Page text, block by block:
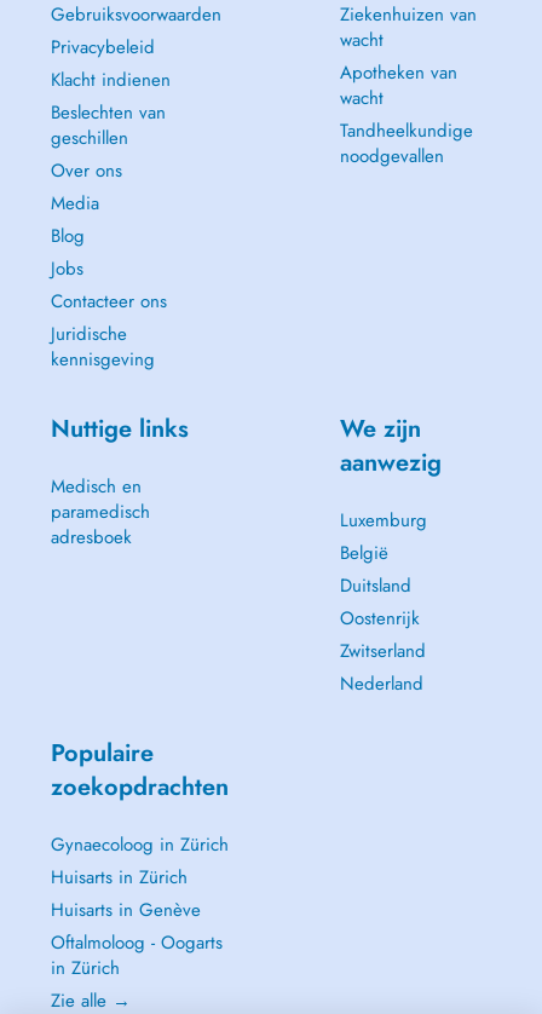
Gebruiksvoorwaarden
Privacybeleid
Klacht indienen
Beslechten van
geschillen
Over ons
Media
Blog
Jobs
Contacteer ons
Juridische
kennisgeving
Ziekenhuizen van
wacht
Apotheken van
wacht
Tandheelkundige
noodgevallen
Nuttige links
Medisch en
paramedisch
adresboek
We zijn
aanwezig
Luxemburg
België
Duitsland
Oostenrijk
Zwitserland
Nederland
Populaire
zoekopdrachten
Gynaecoloog in Zürich
Huisarts in Zürich
Huisarts in Genève
Oftalmoloog - Oogarts
in Zürich
Zie alle →